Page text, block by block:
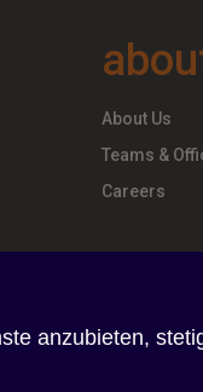
About Us
Teams &
Careers